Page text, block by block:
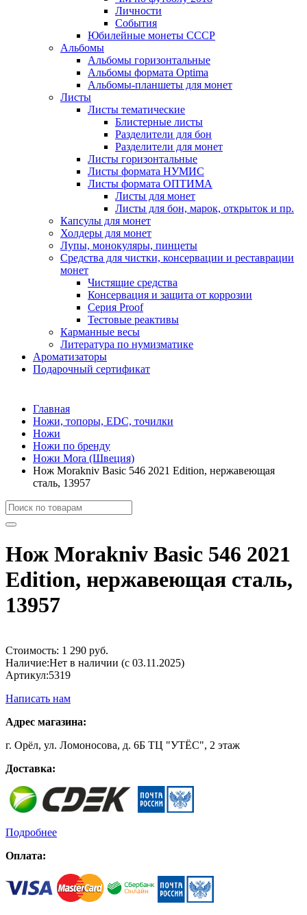
Личности
События
Юбилейные монеты СССР
Альбомы
Альбомы горизонтальные
Альбомы формата Optima
Альбомы-планшеты для монет
Листы
Листы тематические
Блистерные листы
Разделители для бон
Разделители для монет
Листы горизонтальные
Листы формата НУМИС
Листы формата ОПТИМА
Листы для монет
Листы для бон, марок, открыток и пр.
Капсулы для монет
Холдеры для монет
Лупы, монокуляры, пинцеты
Средства для чистки, консервации и реставрации
монет
Чистящие средства
Консервация и защита от коррозии
Серия Proof
Тестовые реактивы
Карманные весы
Литература по нумизматике
Ароматизаторы
Подарочный сертификат
Главная
Ножи, топоры, EDC, точилки
Ножи
Ножи по бренду
Ножи Mora (Швеция)
Нож Morakniv Basic 546 2021 Edition, нержавеющая
сталь, 13957
Нож Morakniv Basic 546 2021
Edition, нержавеющая сталь,
13957
Стоимость: 1 290 руб.
Наличие:Нет в наличии (с 03.11.2025)
Артикул:5319
Написать нам
Адрес магазина:
г. Орёл, ул. Ломоносова, д. 6Б ТЦ "УТЁС", 2 этаж
Доставка:
Подробнее
Оплата: